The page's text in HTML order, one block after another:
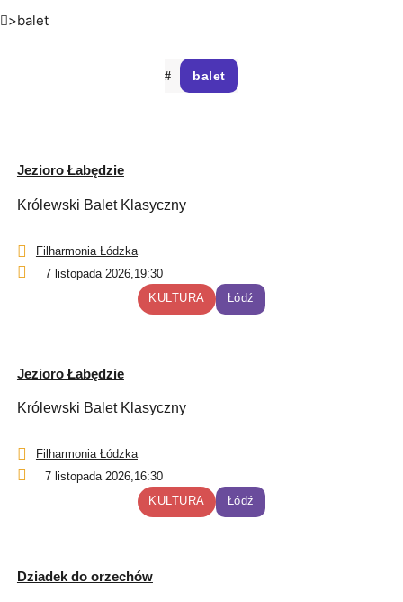
>balet
balet
Jezioro Łabędzie
Królewski Balet Klasyczny
Filharmonia Łódzka
7 listopada 2026,19:30
KULTURA
Łódź
Jezioro Łabędzie
Królewski Balet Klasyczny
Filharmonia Łódzka
7 listopada 2026,16:30
KULTURA
Łódź
Dziadek do orzechów